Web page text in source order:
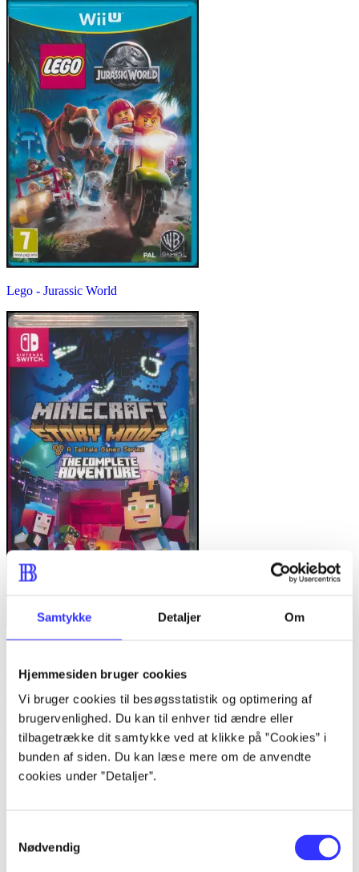
Samtykke Detaljer Om
Hjemmesiden bruger cookies
Vi bruger cookies til besøgsstatistik og optimering af
brugervenlighed. Du kan til enhver tid ændre eller
tilbagetrække dit samtykke ved at klikke på ”Cookies” i
bunden af siden. Du kan læse mere om de anvendte
cookies under ”Detaljer”.
Nødvendig
Lego - Jurassic World
Telltale Games
Anmeldelser (5)
Bibliotekernes vurdering